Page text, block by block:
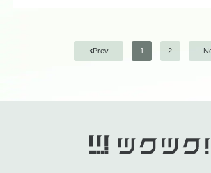
https://www.tennoji-mio.co.jp/event/
Prev 1 2